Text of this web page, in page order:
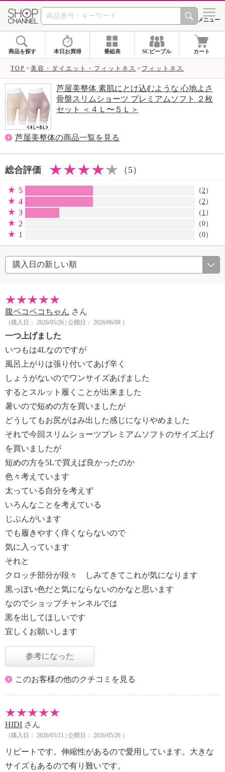
SHOP CHANNEL シメニュー
商品を探す 本日お買得 番組表 SCピープル カート
TOP 美容・ダイエット・フィットネス フィットネス
芦屋美整体 素肌にとけ込むような 心地よさ
骨盤スリムショーツ プレミアムソフト ２枚
セット ＜４Ｌ〜５Ｌ＞
芦屋美整体の商品一覧を見る
総合評価 （5）
5 （2）
4 （2）
3 （ 1 ）
2 （0）
1 （0）
腹ペコペコちゃん さん
（購入日： 2026/05/26 | 公開日： 2026/06/08 ）
一つ上げました
いつもは4Lなのですが
風呂上がりは張り付いてあげ辛く
しょうがないのでワンサイズあげました
するとスルット履くことが出来ました
暑いので短めの方を買いましたが
どうしてもお尻がはみ出した感じになりやめました
それで今回スリムショーツプレミアムソフトのサイズ上げ
を買いましたが
短めの方を5Lで買えば良かったのか
色々考えています
太っている自分を考えず
いろんなことを考えている
じぶんがいます
でも履きやすく痒くならないので
気に入っています
それと
クロッチ部分が段々 しみてきてこれが気になります
黒っぽい色だと気にならないのかなと思います
なのでショップチャンネルでは
黒を出してほしいです
宜しくお願いします
参考になった
このお客様の他のクチコミを見る
HIDI さん
（購入日： 2026/05/21 | 公開日： 2026/05/26 ）
リピートです。伸縮性があるので愛用しています。大きな
サイズもあるので有り難いです。